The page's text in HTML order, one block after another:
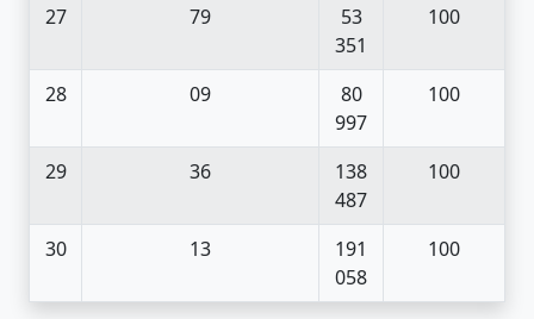
27 79
53
351
100
28 09
80
997
100
29 36
138
487
100
30 13
191
058
100